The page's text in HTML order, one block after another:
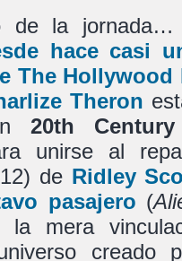
de la
hace casi
The Hollywood
Theron
20th
unirse al
de Ridley
pasajero (
la mera
creado